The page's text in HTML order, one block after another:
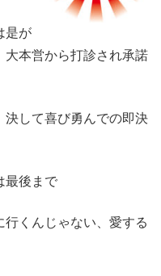
是が
大本営から打診され承諾
決して喜び勇んでの即決
最後まで
行くんじゃない、愛する